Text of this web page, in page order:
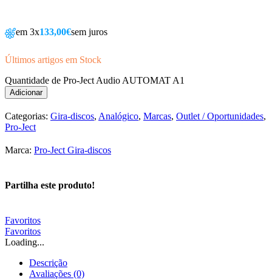
em 3x133,00€sem juros
Últimos artigos em Stock
Quantidade de Pro-Ject Audio AUTOMAT A1
Adicionar
Categorias: Gira-discos, Analógico, Marcas, Outlet / Oportunidades,
Pro-Ject
Marca: Pro-Ject Gira-discos
Partilha este produto!
Favoritos
Favoritos
Loading...
Descrição
Avaliações (0)